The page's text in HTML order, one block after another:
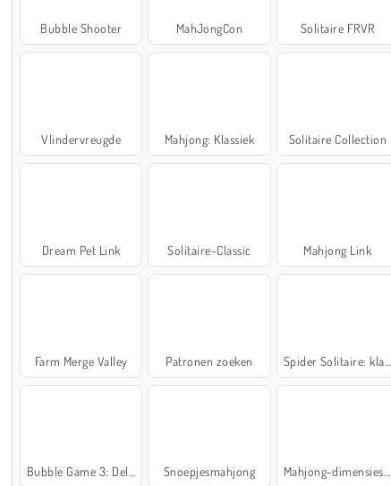
Bubble Shooter MahJongCon Solitaire FRVR
Vlindervreugde Mahjong: Klassiek Solitaire Collection
Dream Pet Link Solitaire-Classic Mahjong Link
Farm Merge Valley Patronen zoeken
Bubble Game 3: Deluxe Snoepjesmahjong Mahjong-dimensies: 900 seconden